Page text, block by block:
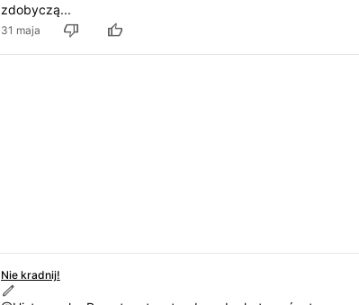
zdobyczą...
31 maja
Nie kradnij!